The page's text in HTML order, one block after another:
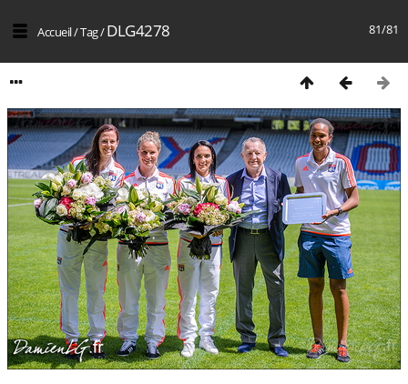
81/81
Accueil/Tag/DLG4278